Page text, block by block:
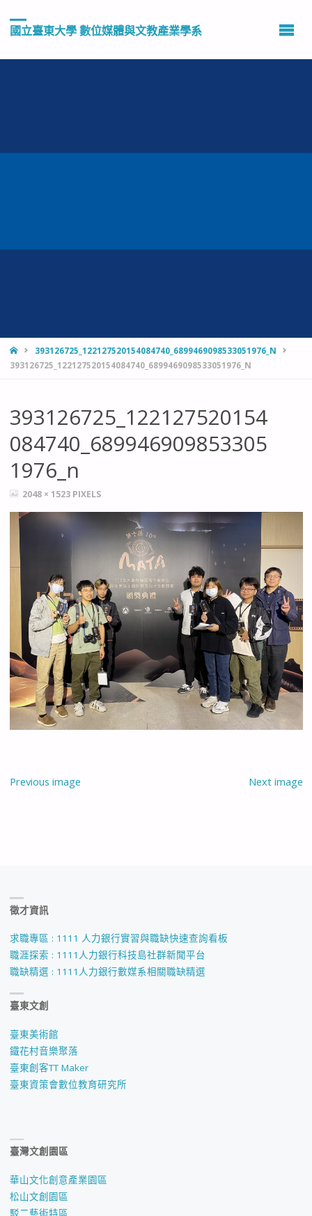
國立臺東大學 數位媒體與文教產業學系
HOME393126725_122127520154084740_6899469098533051976_N
393126725_122127520154084740_6899469098533051976_N
393126725_122127520154
084740_689946909853305
1976_n
FULL2048 × 1523 PIXELS
Previous image Next image
徵才資訊
求職專區 : 1111 人力銀行實習與職缺快速查詢看板
職涯探索 : 1111人力銀行科技島社群新聞平台
職缺精選 : 1111人力銀行數媒系相關職缺精選
臺東文創
臺東美術館
鐵花村音樂聚落
臺東創客TT Maker
臺東資策會數位教育研究所
臺灣文創園區
華山文化創意產業園區
松山文創園區
駁二藝術特區